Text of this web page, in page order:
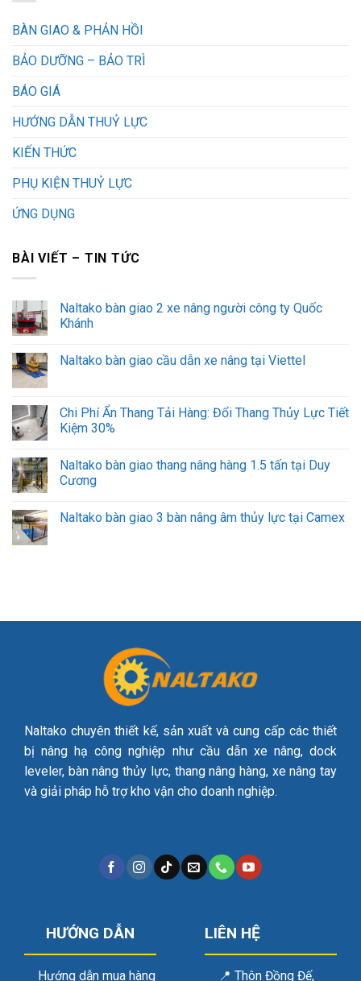
BÀN GIAO & PHẢN HỒI
BẢO DƯỠNG – BẢO TRÌ
BÁO GIÁ
HƯỚNG DẪN THUỶ LỰC
KIẾN THỨC
PHỤ KIỆN THUỶ LỰC
ỨNG DỤNG
BÀI VIẾT – TIN TỨC
Naltako bàn giao 2 xe nâng người công ty Quốc
Khánh
Naltako bàn giao cầu dẫn xe nâng tại Viettel
Chi Phí Ẩn Thang Tải Hàng: Đổi Thang Thủy Lực Tiết
Kiệm 30%
Naltako bàn giao thang nâng hàng 1.5 tấn tại Duy
Cương
Naltako bàn giao 3 bàn nâng âm thủy lực tại Camex
Naltako chuyên thiết kế, sản xuất và cung cấp các thiết
bị nâng hạ công nghiệp như cầu dẫn xe nâng, dock
leveler, bàn nâng thủy lực, thang nâng hàng, xe nâng tay
và giải pháp hỗ trợ kho vận cho doanh nghiệp.
HƯỚNG DẪN
Hướng dẫn mua hàng
LIÊN HỆ
📍 Thôn Đồng Đế,